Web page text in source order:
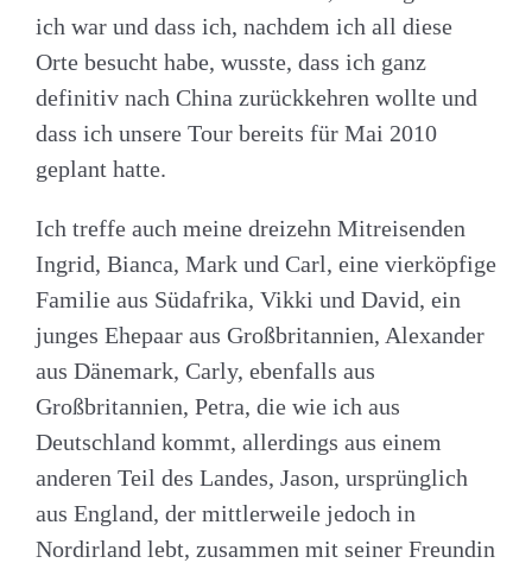
ich war und dass ich, nachdem ich all diese
Orte besucht habe, wusste, dass ich ganz
definitiv nach China zurückkehren wollte und
dass ich unsere Tour bereits für Mai 2010
geplant hatte.
Ich treffe auch meine dreizehn Mitreisenden
Ingrid, Bianca, Mark und Carl, eine vierköpfige
Familie aus Südafrika, Vikki und David, ein
junges Ehepaar aus Großbritannien, Alexander
aus Dänemark, Carly, ebenfalls aus
Großbritannien, Petra, die wie ich aus
Deutschland kommt, allerdings aus einem
anderen Teil des Landes, Jason, ursprünglich
aus England, der mittlerweile jedoch in
Nordirland lebt, zusammen mit seiner Freundin